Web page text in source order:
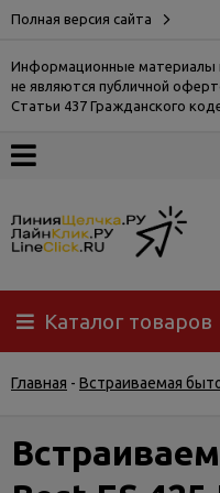
Полная версия сайта
Информационные материалы
не являются публичной
Статьи 437 Гражданского
О
Доставка
Самовывоз
Гарантия
Каталог товаров
Главная - Встраиваемая